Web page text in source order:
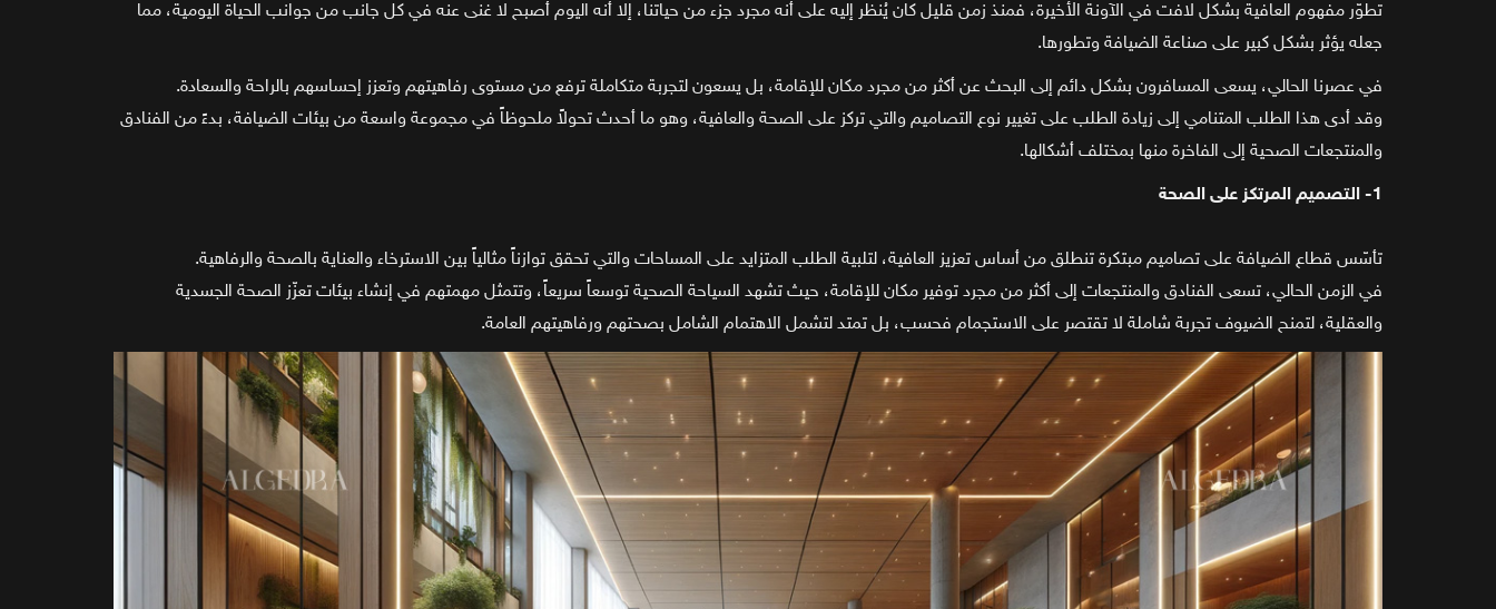
تطوّر مفهوم العافية بشكل لافت في الآونة الأخيرة، فمنذ زمن قليل كان يُنظر إليه على أنه مجرد جزء من حياتنا، إلا أنه اليوم أصبح لا غنى عنه في كل جانب من جوانب الحياة اليومية، مما
جعله يؤثر بشكل كبير على صناعة الضيافة وتطورها.
في عصرنا الحالي، يسعى المسافرون بشكل دائم إلى البحث عن أكثر من مجرد مكان للإقامة، بل يسعون لتجربة متكاملة ترفع من مستوى رفاهيتهم وتعزز إحساسهم بالراحة والسعادة.
وقد أدى هذا الطلب المتنامي إلى زيادة الطلب على تغيير نوع التصاميم والتي تركز على الصحة والعافية، وهو ما أحدث تحولاً ملحوظاً في مجموعة واسعة من بيئات الضيافة، بدءً من الفنادق
والمنتجعات الصحية إلى الفاخرة منها بمختلف أشكالها.
1- التصميم المرتكز على الصحة
تأسّس قطاع الضيافة على تصاميم مبتكرة تنطلق من أساس تعزيز العافية، لتلبية الطلب المتزايد على المساحات والتي تحقق توازناً مثالياً بين الاسترخاء والعناية بالصحة والرفاهية.
في الزمن الحالي، تسعى الفنادق والمنتجعات إلى أكثر من مجرد توفير مكان للإقامة، حيث تشهد السياحة الصحية توسعاً سريعاً، وتتمثل مهمتهم في إنشاء بيئات تعزّز الصحة الجسدية
والعقلية، لتمنح الضيوف تجربة شاملة لا تقتصر على الاستجمام فحسب، بل تمتد لتشمل الاهتمام الشامل بصحتهم ورفاهيتهم العامة.